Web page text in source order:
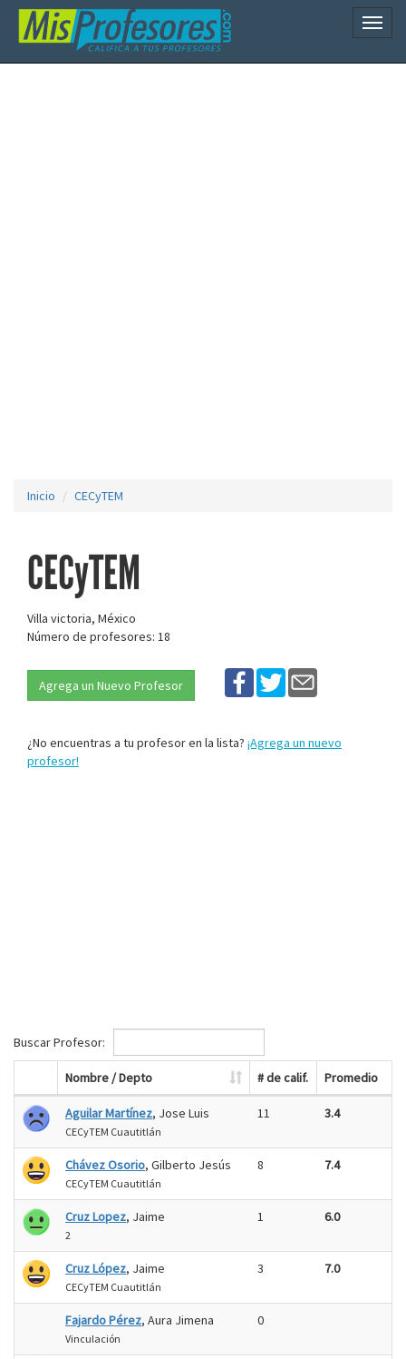
Inicio CECyTEM
CECyTEM
Villa victoria, México
Número de profesores: 18
Agrega un Nuevo Profesor
¿No encuentras a tu profesor en la lista? ¡Agrega un nuevo
profesor!
Buscar Profesor:
Nombre / Depto # de calif. Promedio
Aguilar Martínez, Jose Luis
CECyTEM Cuautitlán
11 3.4
Chávez Osorio, Gilberto Jesús
CECyTEM Cuautitlán
8 7.4
Cruz Lopez, Jaime
2
1 6.0
Cruz López, Jaime
CECyTEM Cuautitlán
3 7.0
Fajardo Pérez, Aura Jimena
Vinculación
0